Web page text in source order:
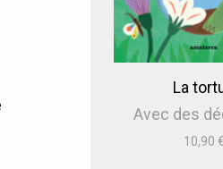
La
Avec des
10,90€